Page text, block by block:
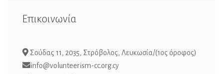
Επικοινωνία
Σούδας 11, 2035, Στρόβολος, Λευκωσία/(1ος όροφος)
info@volunteerism-cc.org.cy